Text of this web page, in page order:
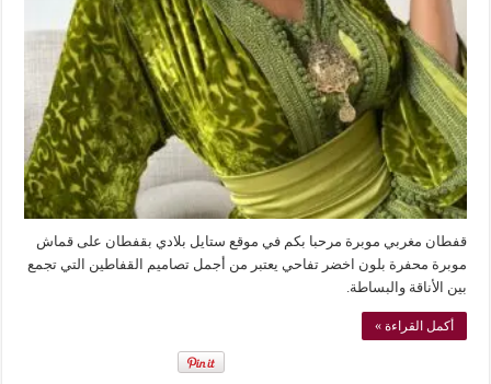
قفطان مغربي موبرة مرحبا بكم في موقع ستايل بلادي بقفطان على قماش
موبرة محفرة بلون اخضر تفاحي يعتبر من أجمل تصاميم القفاطين التي تجمع
بين الأناقة والبساطة.
أكمل القراءة »